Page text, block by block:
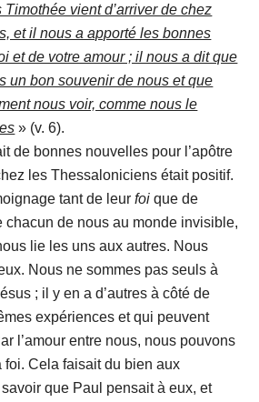
Timothée vient d’arriver de chez
et il nous a apporté les bonnes
et de votre amour ; il nous a dit que
un bon souvenir de nous et que
nous voir, comme nous le
» (v. 6).
bonnes nouvelles pour l’apôtre
les Thessaloniciens était positif.
tant de leurfoi que de
chacun de nous au monde invisible,
lie les uns aux autres. Nous
Nous ne sommes pas seuls à
; il y en a d’autres à côté de
expériences et qui peuvent
l’amour entre nous, nous pouvons
foi. Cela faisait du bien aux
que Paul pensait à eux, et